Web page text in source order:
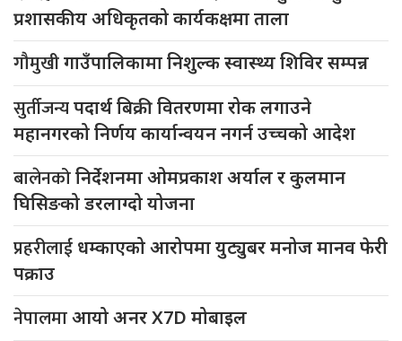
प्रशासकीय अधिकृतको कार्यकक्षमा ताला
गौमुखीगाउँपालिकामा निशुल्क स्वास्थ्य शिविर सम्पन्न
सुर्तीजन्यपदार्थ बिक्री वितरणमा रोक लगाउने
महानगरको निर्णय कार्यान्वयन नगर्न उच्चको आदेश
बालेनकोनिर्देशनमा ओमप्रकाश अर्याल र कुलमान
घिसिङको डरलाग्दो योजना
प्रहरीलाई धम्काएको आरोपमा युट्युबर मनोज मानव फेरी
पक्राउ
नेपालमाआयो अनर X7D मोबाइल